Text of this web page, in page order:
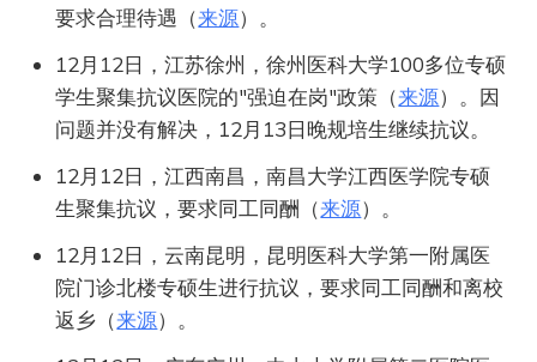
要求合理待遇（来源）。
12月12日，江苏徐州，徐州医科大学100多位专硕
学生聚集抗议医院的"强迫在岗"政策（来源）。因
问题并没有解决，12月13日晚规培生继续抗议。
12月12日，江西南昌，南昌大学江西医学院专硕
生聚集抗议，要求同工同酬（来源）。
12月12日，云南昆明，昆明医科大学第一附属医
院门诊北楼专硕生进行抗议，要求同工同酬和离校
返乡（来源）。